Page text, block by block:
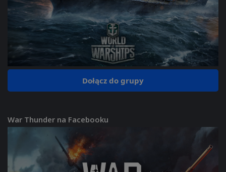
Dołącz do grupy
War Thunder na Facebooku